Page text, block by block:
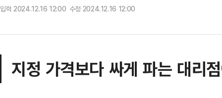
입력 2024.12.16 12:00 수정 2024.12.16 12:00
지정 가격보다 싸게 파는 대리